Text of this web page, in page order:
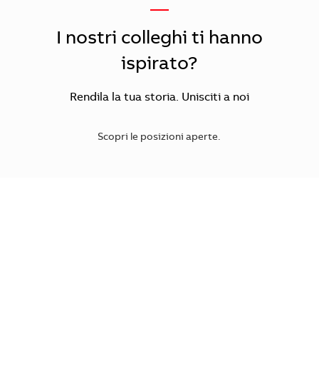
—
​​​​​I nostri colleghi ti hanno
ispirato?
Rendila la tua storia. Unisciti a noi
Scopri le posizioni aperte.